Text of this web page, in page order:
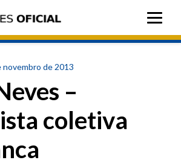
novembro de 2013
–
coletiva